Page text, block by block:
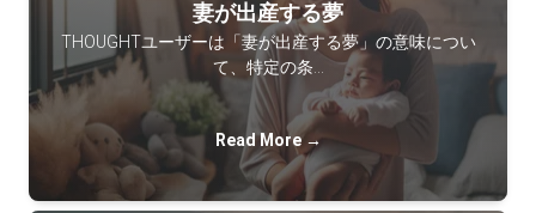
妻が出産する夢
THOUGHTユーザーは「妻が出産する夢」の意味につい
て、特定の条…
Read More →